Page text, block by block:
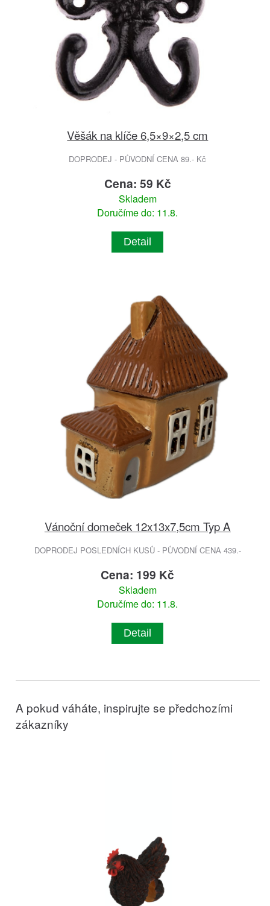
Věšák na klíče 6,5×9×2,5 cm
DOPRODEJ - PŮVODNÍ CENA 89.- Kč
Cena: 59 Kč
Skladem
Doručíme do: 11.8.
Detail
Vánoční domeček 12x13x7,5cm Typ A
DOPRODEJ POSLEDNÍCH KUSŮ - PŮVODNÍ CENA 439.-
Cena: 199 Kč
Skladem
Doručíme do: 11.8.
Detail
A pokud váháte, inspirujte se předchozími
zákazníky